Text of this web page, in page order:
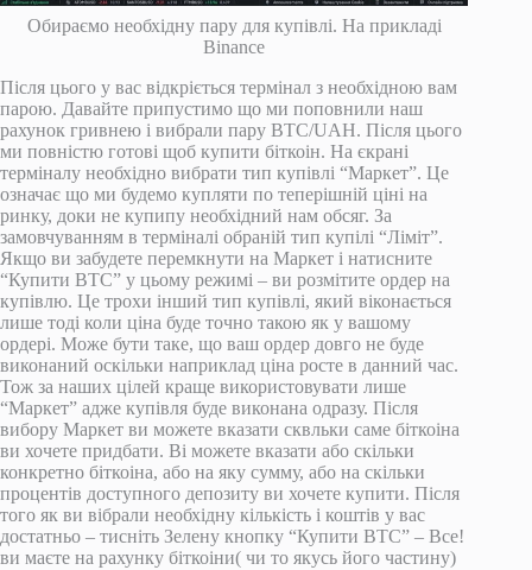
Обираємо необхідну пару для купівлі. На прикладі
Binance
Після цього у вас відкріється термінал з необхідною вам
парою. Давайте припустимо що ми поповнили наш
рахунок гривнею і вибрали пару BTС/UAH. Після цього
ми повністю готові щоб купити біткоін. На єкрані
терміналу необхідно вибрати тип купівлі “Маркет”. Це
означає що ми будемо купляти по теперішній ціні на
ринку, доки не купипу необхідний нам обсяг. За
замовчуванням в терміналі обраній тип купілі “Ліміт”.
Якщо ви забудете перемкнути на Маркет і натисните
“Купити BTC” у цьому режимі – ви розмітите ордер на
купівлю. Це трохи інший тип купівлі, який віконається
лише тоді коли ціна буде точно такою як у вашому
ордері. Може бути таке, що ваш ордер довго не буде
виконаний оскільки наприклад ціна росте в данний час.
Тож за наших цілей краще використовувати лише
“Маркет” адже купівля буде виконана одразу. Після
вибору Маркет ви можете вказати сквльки саме біткоіна
ви хочете придбати. Ві можете вказати або скільки
конкретно біткоіна, або на яку сумму, або на скільки
процентів доступного депозиту ви хочете купити. Після
того як ви вібрали необхідну кількість і коштів у вас
достатньо – тисніть Зелену кнопку “Купити BTC” – Все!
ви маєте на рахунку біткоіни( чи то якусь його частину)